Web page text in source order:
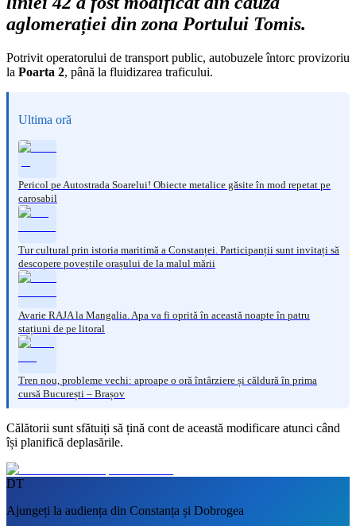
aglomerației din zona Portului Tomis.
Potrivit operatorului de transport public, autobuzele întorc provizoriu
la Poarta 2, până la fluidizarea traficului.
Ultima oră
Pericol pe Autostrada Soarelui! Obiecte metalice găsite în mod repetat pe
carosabil
Tur cultural prin istoria maritimă a Constanței. Participanții sunt invitați să
descopere poveștile orașului de la malul mării
Avarie RAJA la Mangalia. Apa va fi oprită în această noapte în patru
stațiuni de pe litoral
Tren nou, probleme vechi: aproape o oră întârziere și căldură în prima
cursă București – Brașov
Călătorii sunt sfătuiți să țină cont de această modificare atunci când
își planifică deplasările.
DT
Ajungeți la audiența din Constanța și Dobrogea